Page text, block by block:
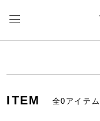
ITEM 全0アイテム